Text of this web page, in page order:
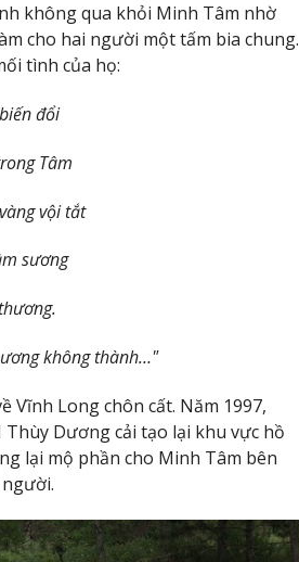
không qua khỏi Minh Tâm nhờ
cho hai người một tấm bia chung.
tình của họ:
đổi
Tâm
vội tắt
sương
không thành…"
Vĩnh Long chôn cất. Năm 1997,
Dương cải tạo lại khu vực hồ
lại mộ phần cho Minh Tâm bên